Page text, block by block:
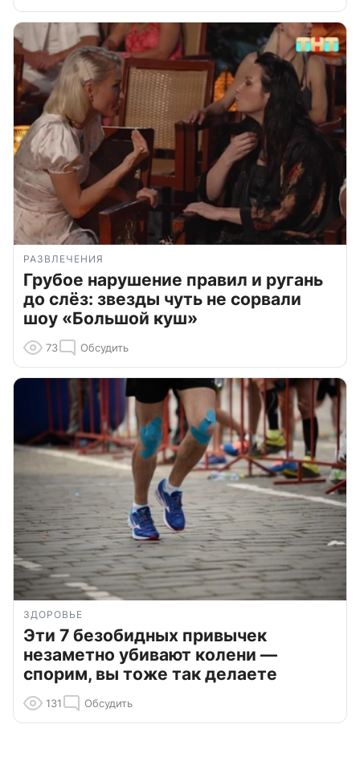
РАЗВЛЕЧЕНИЯ
Грубое нарушение правил и ругань
до слёз: звезды чуть не сорвали
шоу «Большой куш»
73 Обсудить
ЗДОРОВЬЕ
Эти 7 безобидных привычек
незаметно убивают колени —
спорим, вы тоже так делаете
131 Обсудить